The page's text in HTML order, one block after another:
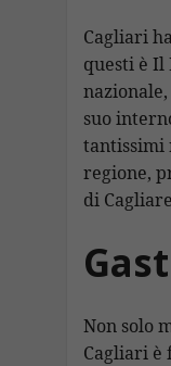
Cagliari
questi è Il
suo
tantissimi
regione,
di
Non solo
Cagliari è